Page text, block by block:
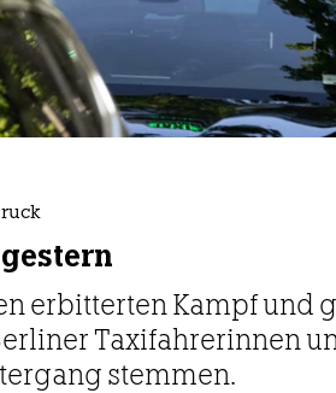
erbitterten Kampf und
Taxifahrerinnen
stemmen.